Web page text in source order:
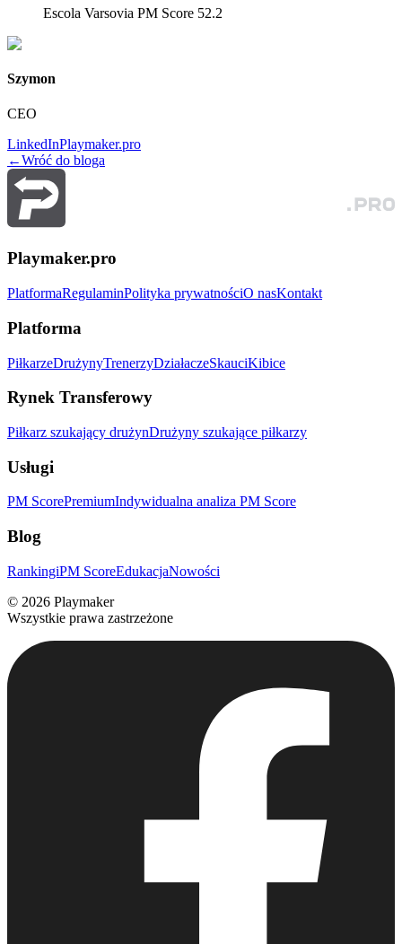
Escola Varsovia PM Score 52.2
Szymon
CEO
LinkedInPlaymaker.pro
←Wróć do bloga
Playmaker.pro
PlatformaRegulaminPolityka prywatnościO nasKontakt
Platforma
PiłkarzeDrużynyTrenerzyDziałaczeSkauciKibice
Rynek Transferowy
Piłkarz szukający drużynDrużyny szukające piłkarzy
Usługi
PM ScorePremiumIndywidualna analiza PM Score
Blog
RankingiPM ScoreEdukacjaNowości
© 2026 Playmaker
Wszystkie prawa zastrzeżone